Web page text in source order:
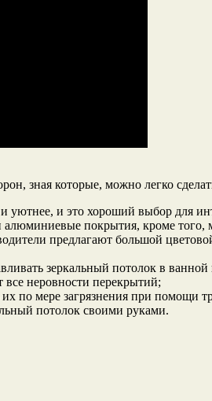
зная которые, можно легко
уютнее, и это хороший выбор для
покрытия, кроме
предлагают большой
зеркальный потолок в ванной
неровности перекрытий;
по мере загрязнения при помощи
потолок своими руками.